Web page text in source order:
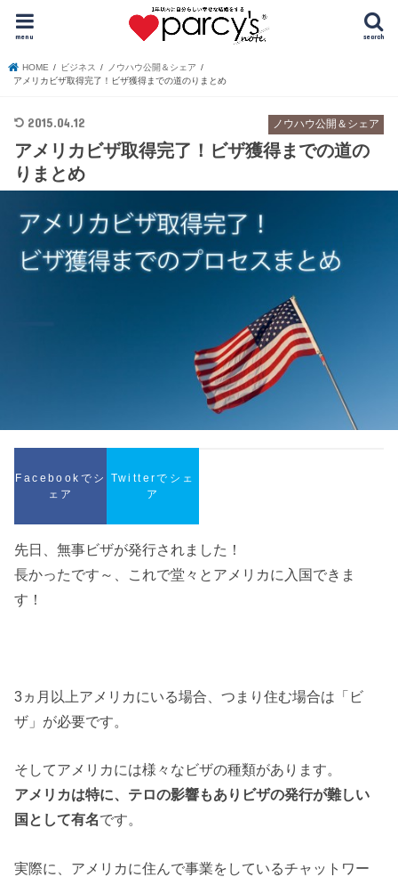
search
menu
HOME ビジネス
ノウハウ公開＆シェア
アメリカビザ取得完了！ビザ獲得までの道のりまとめ
ノウハウ公開＆シェア
2015.04.12
アメリカビザ取得完了！ビザ獲得までの道の
りまとめ
Facebookでシ
ェア
Twitterでシェ
ア
先日、無事ビザが発行されました！
長かったです～、これで堂々とアメリカに入国できま
す！
3ヵ月以上アメリカにいる場合、つまり住む場合は「ビ
ザ」が必要です。
そしてアメリカには様々なビザの種類があります。
アメリカは特に、テロの影響もありビザの発行が難しい
国として有名です。
実際に、アメリカに住んで事業をしているチャットワー